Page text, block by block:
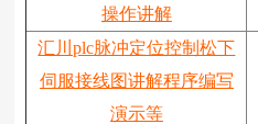
操作讲解
汇川plc脉冲定位控制松下
伺服接线图讲解程序编写
演示等